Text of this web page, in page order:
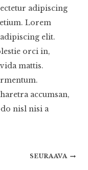
adipiscing
Lorem
elit.
orci in,
mattis.
accumsan,
nisl nisi a
SEURAAVA